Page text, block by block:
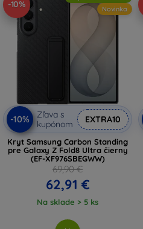
-10%
Novinka
-10%
Zľava s
kupónom
EXTRA10
Kryt Samsung Carbon Standing
pre Galaxy Z Fold8 Ultra čierny
(EF-XF976SBEGWW)
69,90 €
62,91 €
Na sklade > 5 ks